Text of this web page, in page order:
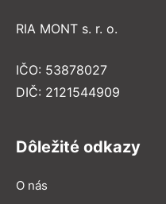
RIA MONT s. r. o.
IČO: 53878027
DIČ: 2121544909
Dôležité odkazy
O nás